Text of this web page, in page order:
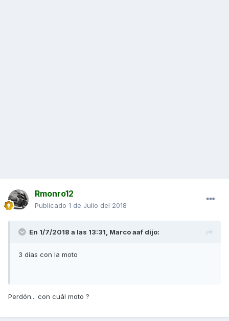
Rmonro12
Publicado 1 de Julio del 2018
En 1/7/2018 a las 13:31, Marco aaf dijo:
3 días con la moto
Perdón... con cuál moto ?